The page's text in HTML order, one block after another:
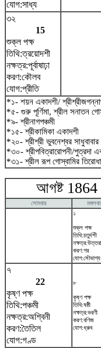
যোগ:সাধ্য
৩২
15
শুক্ল পক্ষ
তিথি:ত্রয়োদশী
নক্ষত্র:পূর্বাষাঢ়া
করণ:কৌলব
যোগ:প্রীতি
*১- শয়ন একাদশী/
*৫- গুরু পূর্ণিমা, শ্রীল সনাতন
*৯- শ্রীনাগপঞ্চমী
*১৫- শ্রীকামিকা একাদশী
*২০- শ্রীশ্রী ভুবনেশ্বর
*৩০- শ্রীপবিত্রারোপনী/পুত্রদা
*৩১- শ্রীল রূপ গোস্বামির
আগষ্ট
সোমবার
১
শুক্ল পক্ষ
তিথি:চতুর্দশী
করণ:গর
যোগ:সৌভাগ্য
৭
22
কৃষ্ণ পক্ষ
তিথি:পঞ্চমী
নক্ষত্র:অশ্বিনী
করণ:তৈতিল
যোগ:গণ্ড
৮
কৃষ্ণ পক্ষ
তিথি:ষষ্ঠী
নক্ষত্র:ভরণী
করণ:বণিজ
যোগ:ধ্রুব